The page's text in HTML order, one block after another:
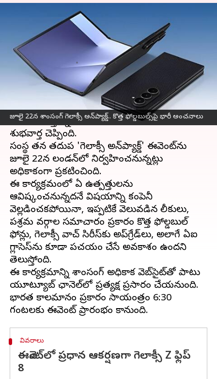
జూలై 22న శాంసంగ్ గెలాక్సీ అన్‌ప్యాక్డ్.. కొత్త ఫోల్డబుల్స్‌పై భారీ అంచనాలు
Samsung: జూలై 22న శాంసంగ్
గెలాక్సీ అన్‌ప్యాక్డ్.. కొత్త ఫోల్డబుల్స్‌పై
భారీ అంచనాలు
వ్రాసిన వారు Sirish Praharaju Jul 08, 2026 10:06 am
ఈ వార్తాకథనం ఏంటి
తదుపరి తరం గెలాక్సీ ఫోల్డబుల్ స్మార్ట్‌ఫోన్ల కోసం
ఎదురుచూస్తున్న వినియోగదారులకుశాంసంగ్
శుభవార్త చెప్పింది.
సంస్థ తన తదుపరి 'గెలాక్సీ అన్‌ప్యాక్డ్' ఈవెంట్‌ను
జూలై 22న లండన్‌లో నిర్వహించనున్నట్లు
అధికారికంగా ప్రకటించింది.
ఈ కార్యక్రమంలో ఏ ఉత్పత్తులను
ఆవిష్కరించనున్నదనే విషయాన్ని కంపెనీ
వెల్లడించకపోయినా, ఇప్పటికే వెలువడిన లీకులు,
పరిశ్రమ వర్గాల సమాచారం ప్రకారం కొత్త ఫోల్డబుల్
ఫోన్లు, గెలాక్సీ వాచ్ సిరీస్‌కు అప్‌గ్రేడ్‌లు, అలాగే ఏఐ
గ్లాసెస్‌ను కూడా పరిచయం చేసే అవకాశం ఉందని
తెలుస్తోంది.
ఈ కార్యక్రమాన్ని శాంసంగ్ అధికారిక వెబ్‌సైట్‌తో పాటు
యూట్యూబ్ ఛానెల్‌లో ప్రత్యక్ష ప్రసారం చేయనుంది.
భారత కాలమానం ప్రకారం సాయంత్రం 6:30
వివరాలు
ఈవెంట్‌లో ప్రధాన ఆకర్షణగా గెలాక్సీ Z ఫ్లిప్
8